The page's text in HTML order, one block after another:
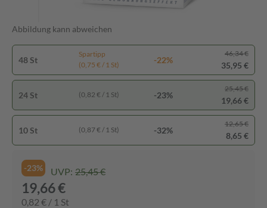
Abbildung kann abweichen
48 St
Spartipp
(0,75 € / 1 St)
-22%
46,34 €
35,95 €
24 St (0,82 € / 1 St) -23%
25,45 €
19,66 €
10 St (0,87 € / 1 St) -32%
12,65 €
8,65 €
-23% UVP: 25,45 €
19,66 €
0,82 € / 1 St